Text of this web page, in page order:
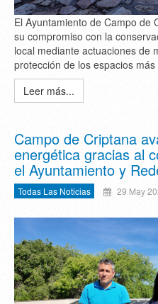
El Ayuntamiento de Campo de
su compromiso con la
local mediante actuaciones de
protección de los espacios
Leer más...
Campo de Criptana
energética gracias al
el Ayuntamiento y
Todas Las Noticias 29 May